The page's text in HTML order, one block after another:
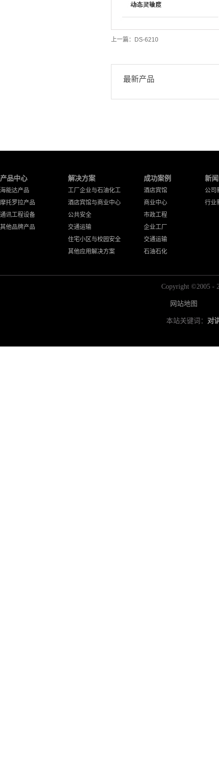
上一篇： DS-6210
最新产品
产品中心
海能达产品
摩托罗拉产品
通讯工程设备
其他品牌产品
解决方案
工厂企业与石油化工
酒店宾馆与商业中心
公共安全
交通运输
住宅小区与校园安全
其他应用解决方案
成功案例
酒店宾馆
商业中心
市政工程
企业工厂
交通运输
石油石化
新
公司
行业
Copyright ©2005 -
网站地图
本站关键词： 对